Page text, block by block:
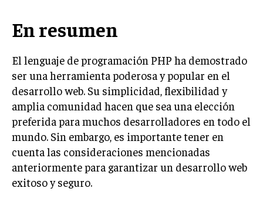
En resumen
El lenguaje de programación PHP ha demostrado
ser una herramienta poderosa y popular en el
desarrollo web. Su simplicidad, flexibilidad y
amplia comunidad hacen que sea una elección
preferida para muchos desarrolladores en todo el
mundo. Sin embargo, es importante tener en
cuenta las consideraciones mencionadas
anteriormente para garantizar un desarrollo web
exitoso y seguro.